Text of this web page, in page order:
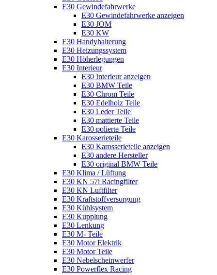
E30 Gewindefahrwerke
E30 Gewindefahrwerke anzeigen
E30 JOM
E30 KW
E30 Handyhalterung
E30 Heizungssystem
E30 Höherlegungen
E30 Interieur
E30 Interieur anzeigen
E30 BMW Teile
E30 Chrom Teile
E30 Edelholz Teile
E30 Leder Teile
E30 mattierte Teile
E30 polierte Teile
E30 Karosserieteile
E30 Karosserieteile anzeigen
E30 andere Hersteller
E30 original BMW Teile
E30 Klima / Lüftung
E30 KN 57i Racingfilter
E30 KN Luftfilter
E30 Kraftstoffversorgung
E30 Kühlsystem
E30 Kupplung
E30 Lenkung
E30 M- Teile
E30 Motor Elektrik
E30 Motor Teile
E30 Nebelscheinwerfer
E30 Powerflex Racing